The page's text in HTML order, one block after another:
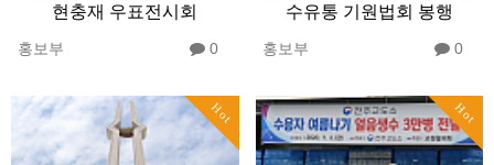
현충재 우표전시회
홍보부 0
수유통 기원법회 봉행
홍보부 0
Hot Hot